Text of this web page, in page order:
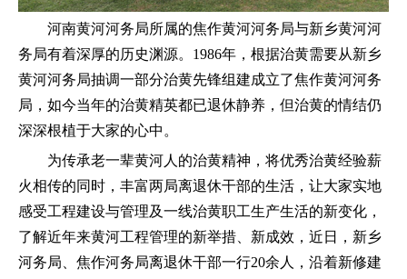
河南黄河河务局所属的焦作黄河河务局与新乡黄河河
务局有着深厚的历史渊源。1986年，根据治黄需要从新乡
黄河河务局抽调一部分治黄先锋组建成立了焦作黄河河务
局，如今当年的治黄精英都已退休静养，但治黄的情结仍
深深根植于大家的心中。
为传承老一辈黄河人的治黄精神，将优秀治黄经验薪
火相传的同时，丰富两局离退休干部的生活，让大家实地
感受工程建设与管理及一线治黄职工生产生活的新变化，
了解近年来黄河工程管理的新举措、新成效，近日，新乡
河务局、焦作河务局离退休干部一行20余人，沿着新修建